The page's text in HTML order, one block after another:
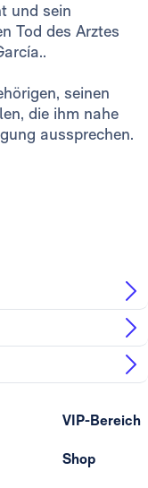
und sein
Tod des Arztes
seinen
die ihm nahe
aussprechen.
VIP-Bereich
Shop